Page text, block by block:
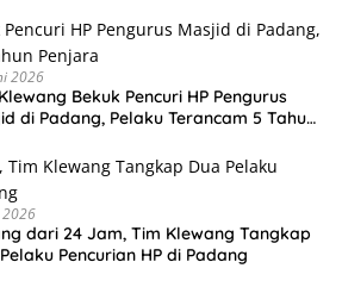
2026
Bekuk Pencuri HP Pengurus
di Padang, Pelaku Terancam 5 Tahun
2026
dari 24 Jam, Tim Klewang Tangkap
Pencurian HP di Padang